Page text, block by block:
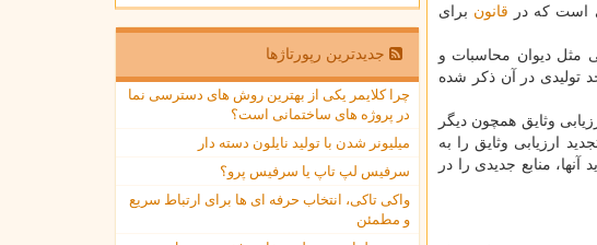
است كه در قانون برای
مثل دیوان محاسبات و
تولیدی در آن ذكر شده
وثایق همچون دیگر
ارزیابی وثایق را به
منابع جدیدی را در
جدیدترین رپورتاژها
چرا کلایمر یکی از بهترین روش های دسترسی نما
در پروژه های ساختمانی است؟
میلیونر شدن با تولید نایلون دسته دار
سرفیس لپ تاپ یا سرفیس پرو؟
واکی تاکی، انتخاب حرفه ای ها برای ارتباط سریع
و مطمئن